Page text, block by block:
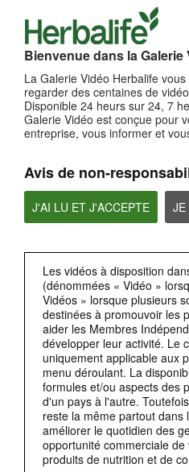
Bienvenue dans la Galerie
La Galerie Vidéo Herbalife
regarder des centaines de
Disponible 24 heurs sur 24, 7
Galerie Vidéo est conçue pour
entreprise, vous informer et
Avis de non-
J'AI LU ET J'ACCEPTE JE
Les vidéos à disposition
(dénommées « Vidéo »
Vidéos » lorsque plusieurs
destinées à promouvoir les
aider les Membres
développer leur activité. Le
uniquement applicable aux
menu déroulant. La
formules et/ou aspects des
d'un pays à l'autre.
reste la même partout dans
améliorer le quotidien des
opportunité commerciale
produits de nutrition et de
Privacy by Design(respect de la vie
Accès aux données personnelles
Un autre domaine dans lequella RGPD va
confidentialité,concerne les droits